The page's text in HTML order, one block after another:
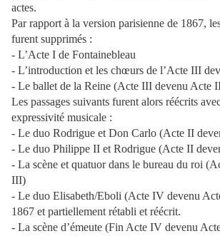
actes.
Par rapport à la version parisienne de 1867,
furent supprimés :
- L’Acte I de Fontainebleau
- L’introduction et les chœurs de l’Acte III
- Le ballet de la Reine (Acte III devenu Acte
Les passages suivants furent alors réécrits
expressivité musicale :
- Le duo Rodrigue et Don Carlo (Acte II
- Le duo Philippe II et Rodrigue (Acte II
- La scène et quatuor dans le bureau du roi
III)
- Le duo Elisabeth/Eboli (Acte IV devenu
1867 et partiellement rétabli et réécrit.
- La scène d’émeute (Fin Acte IV devenu